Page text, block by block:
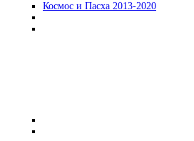
Космос и Пасха 2013-2020